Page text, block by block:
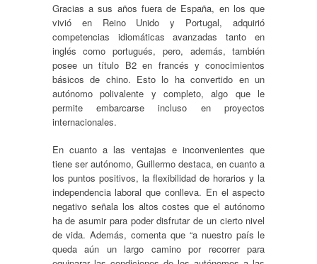
Gracias a sus años fuera de España, en los que
vivió en Reino Unido y Portugal, adquirió
competencias idiomáticas avanzadas tanto en
inglés como portugués, pero, además, también
posee un título B2 en francés y conocimientos
básicos de chino. Esto lo ha convertido en un
autónomo polivalente y completo, algo que le
permite embarcarse incluso en proyectos
internacionales.
En cuanto a las ventajas e inconvenientes que
tiene ser autónomo, Guillermo destaca, en cuanto a
los puntos positivos, la flexibilidad de horarios y la
independencia laboral que conlleva. En el aspecto
negativo señala los altos costes que el autónomo
ha de asumir para poder disfrutar de un cierto nivel
de vida. Además, comenta que “a nuestro país le
queda aún un largo camino por recorrer para